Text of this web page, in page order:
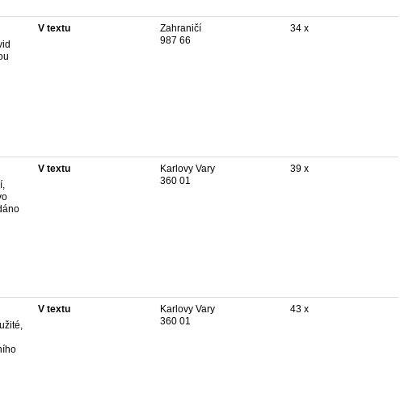
V textu
Zahraničí
987 66
34 x
V textu
Karlovy Vary
360 01
39 x
V textu
Karlovy Vary
360 01
43 x